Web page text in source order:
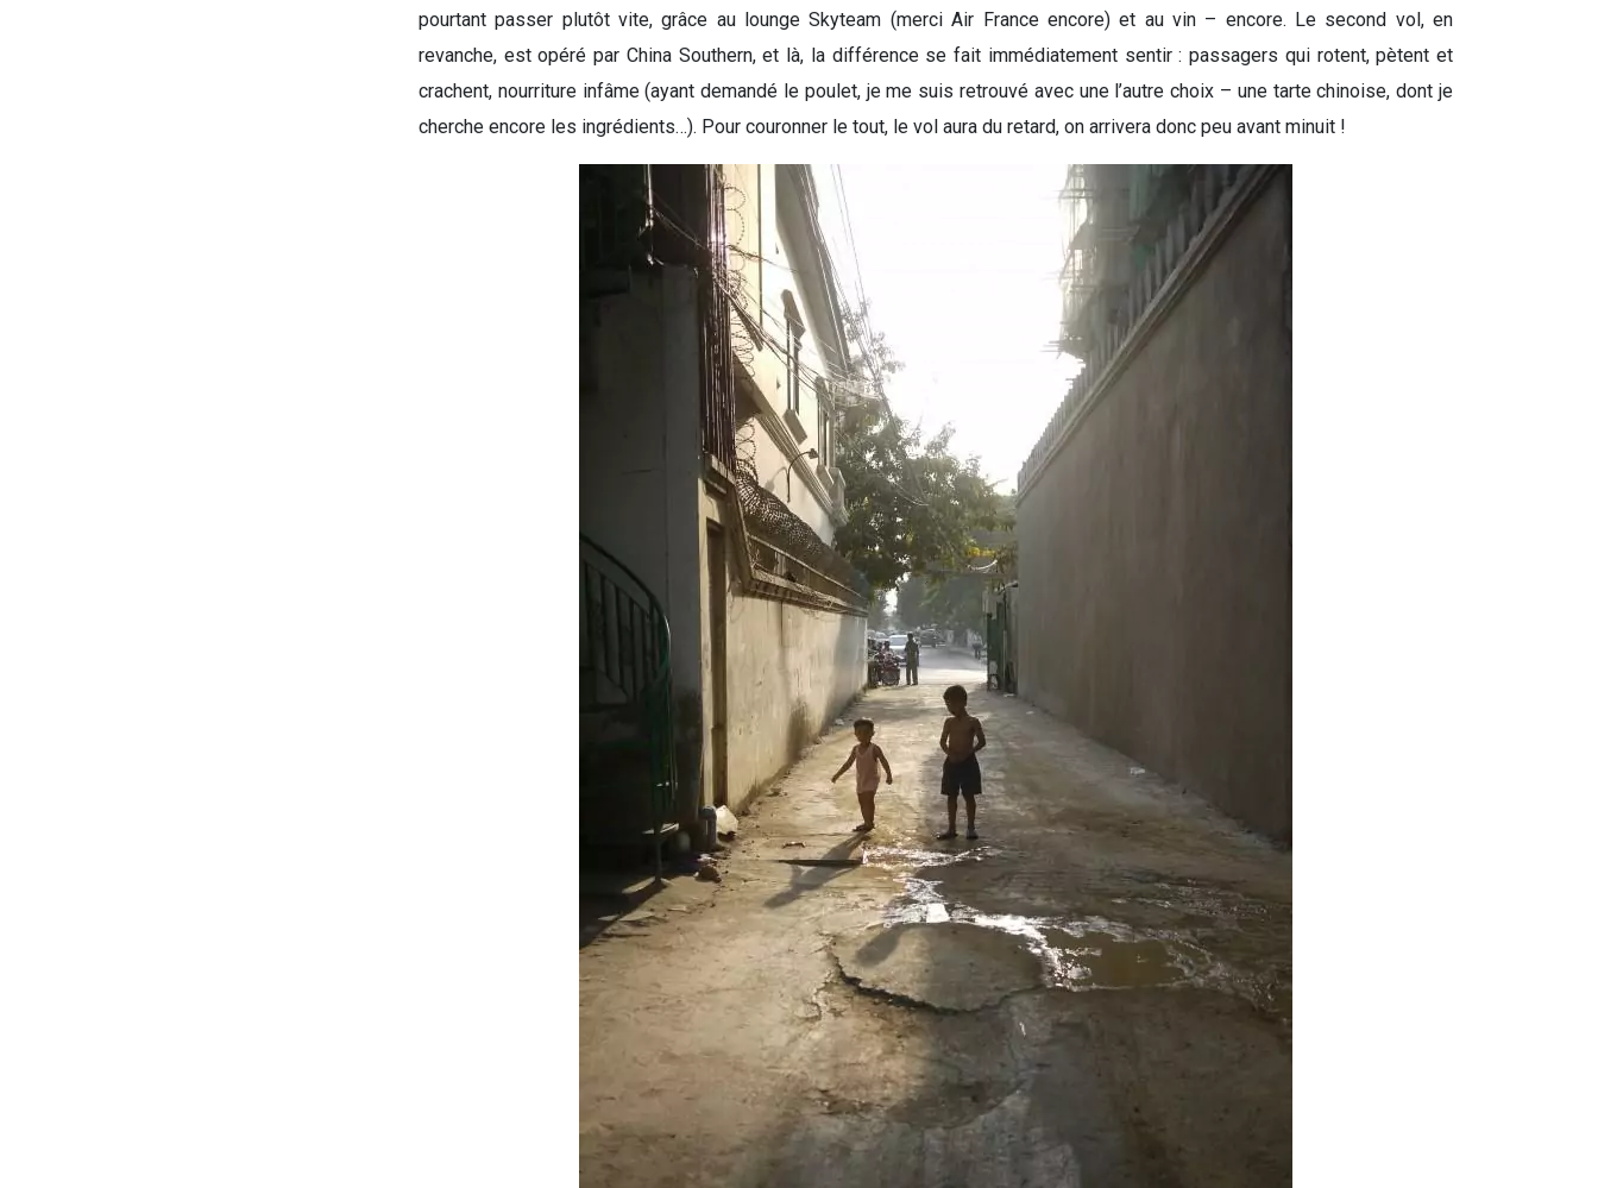
pourtant passer plutôt vite, grâce au lounge Skyteam (merci Air France encore) et au vin – encore. Le second vol, en
revanche, est opéré par China Southern, et là, la différence se fait immédiatement sentir : passagers qui rotent, pètent et
crachent, nourriture infâme (ayant demandé le poulet, je me suis retrouvé avec une l’autre choix – une tarte chinoise, dont je
cherche encore les ingrédients…). Pour couronner le tout, le vol aura du retard, on arrivera donc peu avant minuit !